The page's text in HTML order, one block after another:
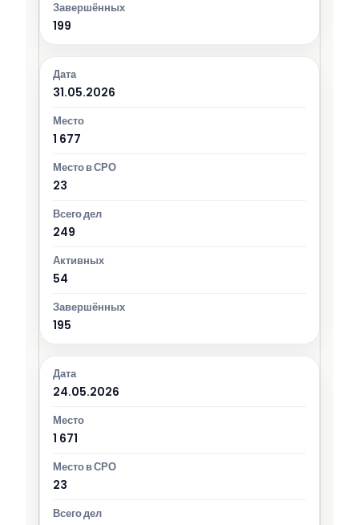
199
31.05.2026
1 677
23
249
54
195
24.05.2026
1 671
23